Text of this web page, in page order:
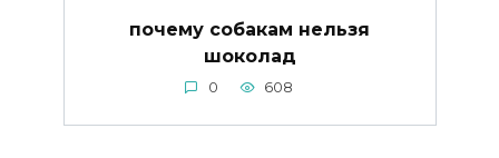
почему собакам нельзя
шоколад
0 608